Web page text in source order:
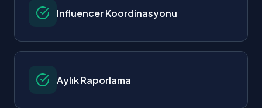
Influencer Koordinasyonu
Aylık Raporlama